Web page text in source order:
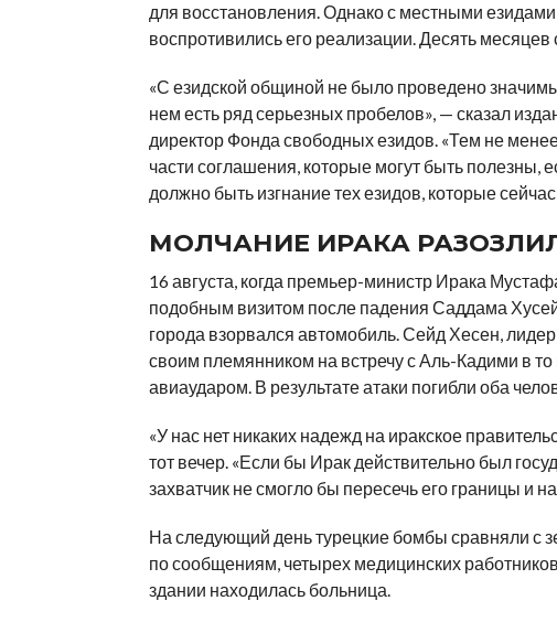
для восстановления. Однако с местными
воспротивились его реализации. Десять месяцев
«С езидской общиной не было проведено
нем есть ряд серьезных пробелов», — сказал
директор Фонда свободных езидов. «Тем не
части соглашения, которые могут быть полезны,
должно быть изгнание тех езидов, которые
МОЛЧАНИЕ ИРАКА
16 августа, когда премьер-министр Ирака
подобным визитом после падения Саддама
города взорвался автомобиль. Сейд Хесен,
своим племянником на встречу с Аль-Кадими в
авиаударом. В результате атаки погибли оба
«У нас нет никаких надежд на иракское
тот вечер. «Если бы Ирак действительно был
захватчик не смогло бы пересечь его границы и
На следующий день турецкие бомбы сравняли с
по сообщениям, четырех медицинских
здании находилась больница.